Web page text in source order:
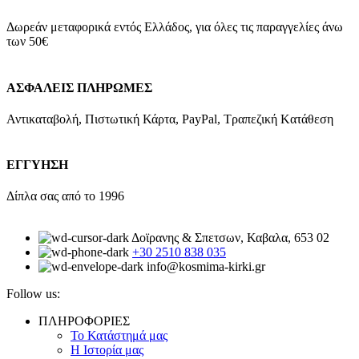
Δωρεάν μεταφορικά εντός Ελλάδος, για όλες τις παραγγελίες άνω
των 50€
ΑΣΦΑΛΕΙΣ ΠΛΗΡΩΜΕΣ
Αντικαταβολή, Πιστωτική Κάρτα, PayPal, Τραπεζική Kατάθεση
ΕΓΓΥΗΣΗ
Δίπλα σας από το 1996
Δοϊρανης & Σπετσων, Καβαλα, 653 02
+30 2510 838 035
info@kosmima-kirki.gr
Follow us:
ΠΛΗΡΟΦΟΡΙΕΣ
Το Κατάστημά μας
Η Ιστορία μας